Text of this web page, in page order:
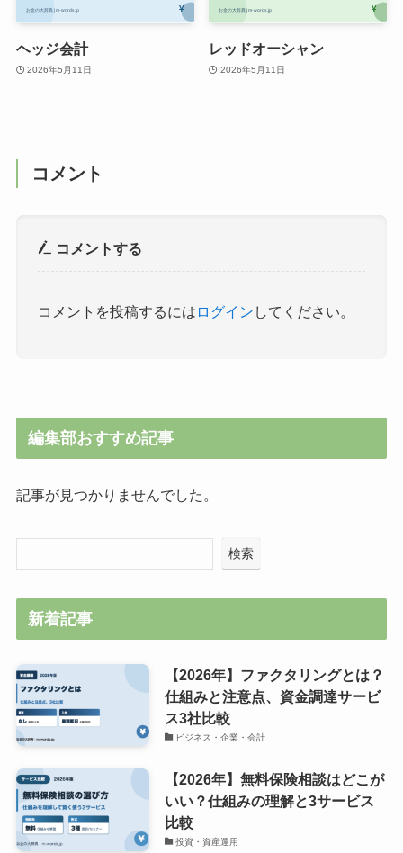
ヘッジ会計
2026年5月11日
レッドオーシャン
2026年5月11日
コメント
コメントする
コメントを投稿するには ログイン してください。
編集部おすすめ記事
記事が見つかりませんでした。
検索
新着記事
【2026年】ファクタリングとは？
仕組みと注意点、資金調達サービ
ス3社比較
ビジネス・企業・会計
【2026年】無料保険相談はどこが
いい？仕組みの理解と3サービス
比較
投資・資産運用